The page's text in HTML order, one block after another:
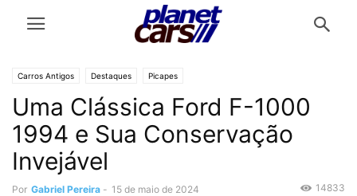
Carros Antigos Destaques Picapes
Uma Clássica Ford F-1000
1994 e Sua Conservação
Invejável
Por Gabriel Pereira - 15 de maio de 2024 14833